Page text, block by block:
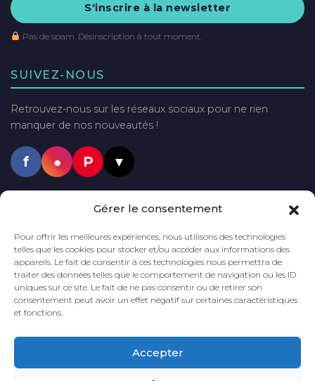
Gérer le consentement
Pour offrir les meilleures expériences, nous utilisons des technologies
telles que les cookies pour stocker et/ou accéder aux informations des
appareils. Le fait de consentir à ces technologies nous permettra de
traiter des données telles que le comportement de navigation ou les ID
uniques sur ce site. Le fait de ne pas consentir ou de retirer son
consentement peut avoir un effet négatif sur certaines caractéristiques
et fonctions.
Accepter
S'inscrire à la newsletter
Pas de spam. Désinscription à tout moment.
SUIVEZ-NOUS
Retrouvez-nous sur les réseaux sociaux pour ne rien
manquer de nos nouveautés !
f ● P ▼
LIVRAISON GRATUITE
DÈS 60€
D'ACHAT*
*En France métropolitaine